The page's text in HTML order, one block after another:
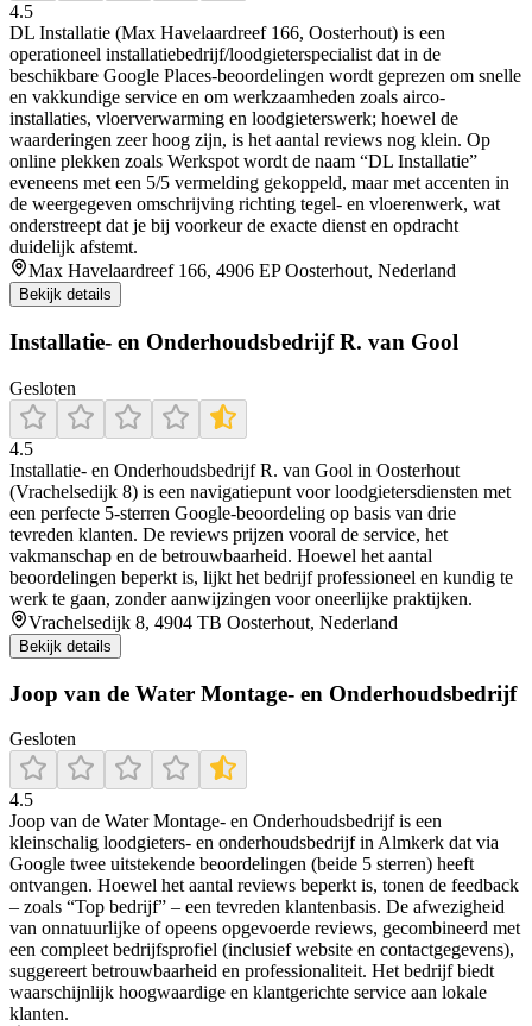
4.5
DL Installatie (Max Havelaardreef 166, Oosterhout) is een
operationeel installatiebedrijf/loodgieterspecialist dat in de
beschikbare Google Places-beoordelingen wordt geprezen om snelle
en vakkundige service en om werkzaamheden zoals airco-
installaties, vloerverwarming en loodgieterswerk; hoewel de
waarderingen zeer hoog zijn, is het aantal reviews nog klein. Op
online plekken zoals Werkspot wordt de naam “DL Installatie”
eveneens met een 5/5 vermelding gekoppeld, maar met accenten in
de weergegeven omschrijving richting tegel- en vloerenwerk, wat
onderstreept dat je bij voorkeur de exacte dienst en opdracht
duidelijk afstemt.
Max Havelaardreef 166, 4906 EP Oosterhout, Nederland
Bekijk details
Installatie- en Onderhoudsbedrijf R. van Gool
Gesloten
4.5
Installatie‑ en Onderhoudsbedrijf R. van Gool in Oosterhout
(Vrachelsedijk 8) is een navigatiepunt voor loodgietersdiensten met
een perfecte 5‑sterren Google‑beoordeling op basis van drie
tevreden klanten. De reviews prijzen vooral de service, het
vakmanschap en de betrouwbaarheid. Hoewel het aantal
beoordelingen beperkt is, lijkt het bedrijf professioneel en kundig te
werk te gaan, zonder aanwijzingen voor oneerlijke praktijken.
Vrachelsedijk 8, 4904 TB Oosterhout, Nederland
Bekijk details
Joop van de Water Montage- en Onderhoudsbedrijf
Gesloten
4.5
Joop van de Water Montage‑ en Onderhoudsbedrijf is een
kleinschalig loodgieters- en onderhoudsbedrijf in Almkerk dat via
Google twee uitstekende beoordelingen (beide 5 sterren) heeft
ontvangen. Hoewel het aantal reviews beperkt is, tonen de feedback
– zoals “Top bedrijf” – een tevreden klantenbasis. De afwezigheid
van onnatuurlijke of opeens opgevoerde reviews, gecombineerd met
een compleet bedrijfsprofiel (inclusief website en contactgegevens),
suggereert betrouwbaarheid en professionaliteit. Het bedrijf biedt
waarschijnlijk hoogwaardige en klantgerichte service aan lokale
klanten.